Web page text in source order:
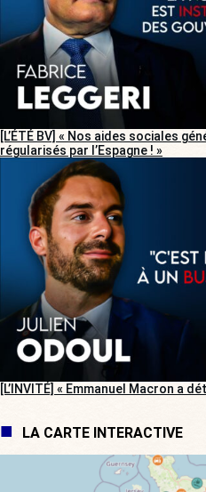
[L’ÉTÉ BV] « Nos aides sociales
régularisés par l’Espagne ! »
[L’INVITÉ] « Emmanuel Macron a
LA CARTE INTERACTIVE